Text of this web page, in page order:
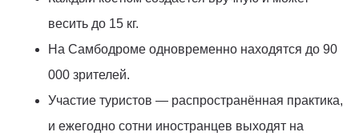
весить до 15 кг.
На Самбодроме одновременно находятся до 90
000 зрителей.
Участие туристов — распространённая практика,
и ежегодно сотни иностранцев выходят на